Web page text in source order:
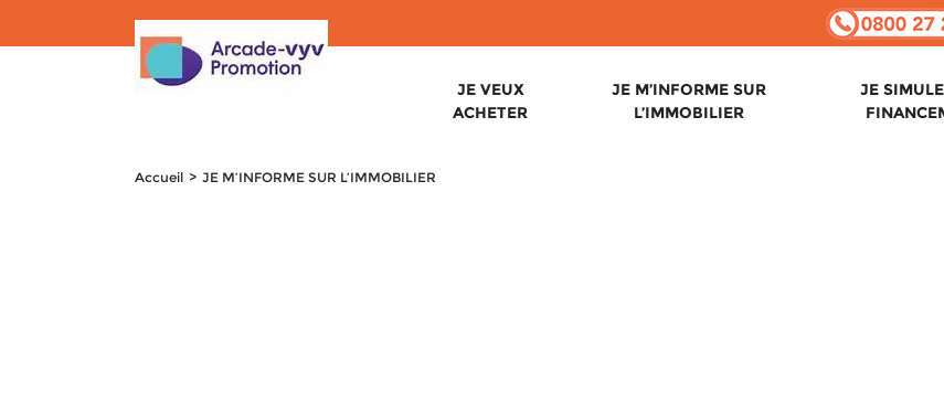
JE VEUX
ACHETER
JE M’INFORME SUR
L’IMMOBILIER
JE
Accueil JE M’INFORME SUR L’IMMOBILIER